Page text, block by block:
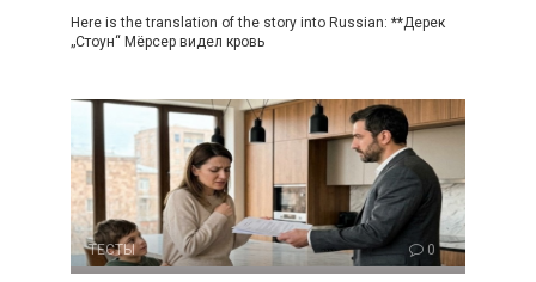
Here is the translation of the story into Russian: **Дерек
„Стоун“ Мёрсер видел кровь
ТЕСТЫ 0